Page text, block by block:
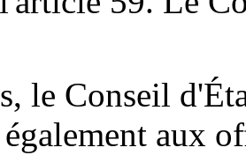
le Conseil
aux